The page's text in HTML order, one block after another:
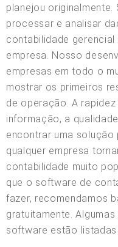
planejou
processar e analisar
contabilidade
empresa. Nosso
empresas em todo o
mostrar os primeiros
de operação. A
informação, a
encontrar uma
qualquer empresa
contabilidade muito
que o software de
fazer, recomendamos
gratuitamente.
software estão listadas